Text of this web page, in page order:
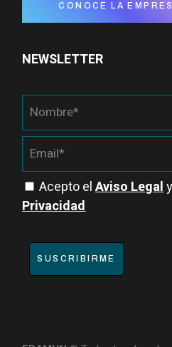
CONOCE LA
NEWSLETTER
Acepto elAviso Legal
Privacidad
SUSCRIBIRME